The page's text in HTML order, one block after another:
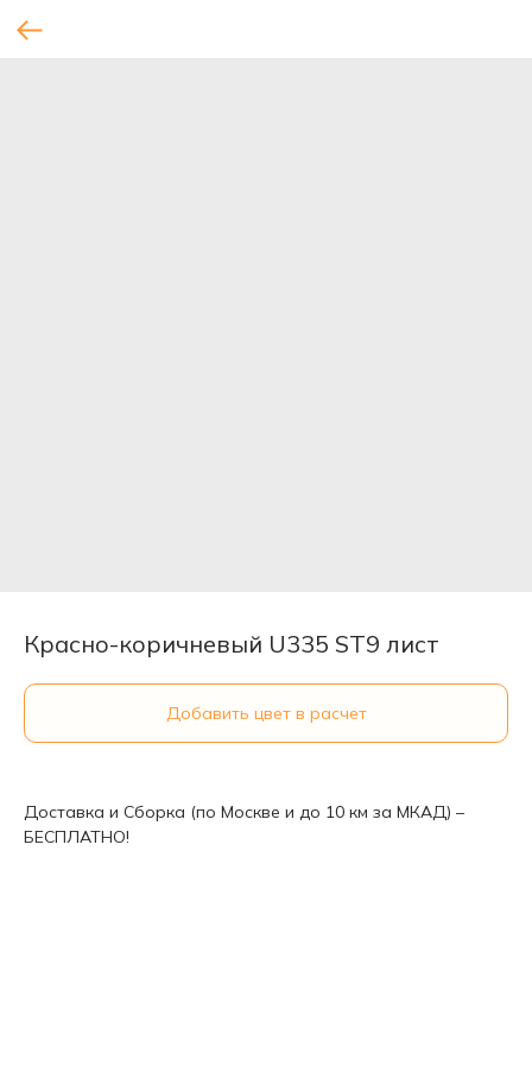
Красно-коричневый U335 ST9 лист
Добавить цвет в расчет
Доставка и Сборка (по Москве и до 10 км за МКАД) –
БЕСПЛАТНО!